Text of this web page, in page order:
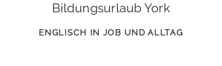
Bildungsurlaub York
ENGLISCH IN JOB UND ALLTAG